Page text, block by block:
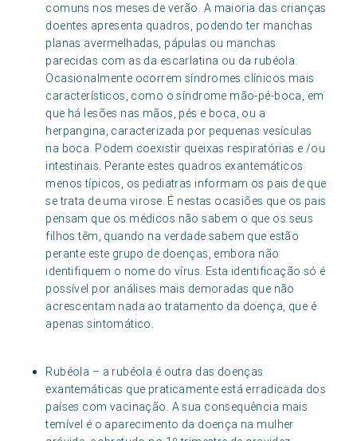
comuns nos meses de verão. A maioria das crianças
doentes apresenta quadros, podendo ter manchas
planas avermelhadas, pápulas ou manchas
parecidas com as da escarlatina ou da rubéola.
Ocasionalmente ocorrem síndromes clínicos mais
característicos, como o síndrome mão-pé-boca, em
que há lesões nas mãos, pés e boca, ou a
herpangina, caracterizada por pequenas vesículas
na boca. Podem coexistir queixas respiratórias e /ou
intestinais. Perante estes quadros exantemáticos
menos típicos, os pediatras informam os pais de que
se trata de uma virose. É nestas ocasiões que os pais
pensam que os médicos não sabem o que os seus
filhos têm, quando na verdade sabem que estão
perante este grupo de doenças, embora não
identifiquem o nome do vírus. Esta identificação só é
possível por análises mais demoradas que não
acrescentam nada ao tratamento da doença, que é
apenas sintomático.
Rubéola – a rubéola é outra das doenças
exantemáticas que praticamente está erradicada dos
países com vacinação. A sua consequência mais
temível é o aparecimento da doença na mulher